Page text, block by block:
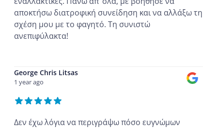
αποκτήσω διατροφική συνείδηση και να αλλάξω τη
σχέση μου με το φαγητό. Τη συνιστώ
ανεπιφύλακτα!
George Chris Litsas
1 year ago
Δεν έχω λόγια να περιγράψω πόσο ευγνώμων